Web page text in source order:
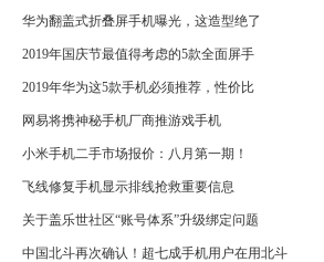
华为翻盖式折叠屏手机曝光，这造型绝了
2019年国庆节最值得考虑的5款全面屏手
2019年华为这5款手机必须推荐，性价比
网易将携神秘手机厂商推游戏手机
小米手机二手市场报价：八月第一期！
飞线修复手机显示排线抢救重要信息
关于盖乐世社区“账号体系”升级绑定问题
中国北斗再次确认！超七成手机用户在用北斗